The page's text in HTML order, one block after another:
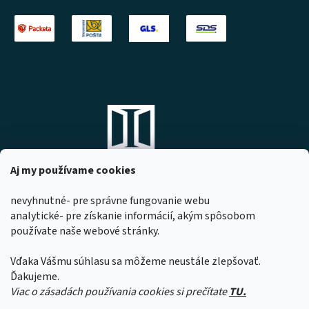
Aj my používame cookies
nevyhnutné- pre správne fungovanie webu
analytické- pre získanie informácií, akým spôsobom
používate naše webové stránky.
Vďaka Vášmu súhlasu sa môžeme neustále zlepšovať.
Ďakujeme.
Viac o zásadách používania cookies si prečítateTU.
Z dôvodu čerpania dovoleniek našimi
DOMOVO s.r.o.
Komárňanská 167
947 01 Hurbanovo
IČO: 53967518